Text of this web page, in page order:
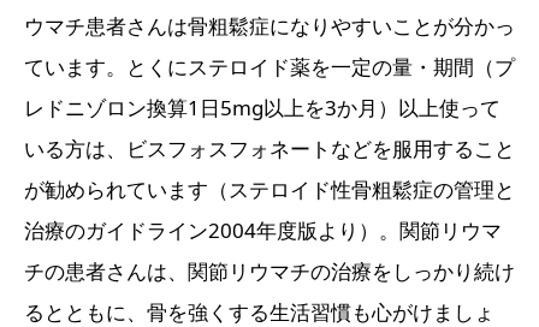
ウマチ患者さんは骨粗鬆症になりやすいことが分かっ
ています。とくにステロイド薬を一定の量・期間（プ
レドニゾロン換算1日5mg以上を3か月）以上使って
いる方は、ビスフォスフォネートなどを服用すること
が勧められています（ステロイド性骨粗鬆症の管理と
治療のガイドライン2004年度版より）。関節リウマ
チの患者さんは、関節リウマチの治療をしっかり続け
るとともに、骨を強くする生活習慣も心がけましょ